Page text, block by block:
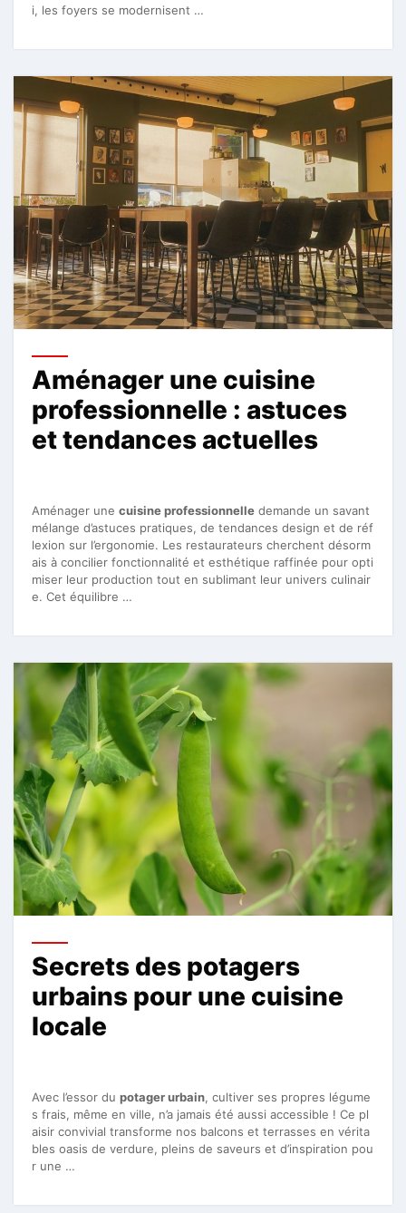
i, les foyers se modernisent …
Aménager une cuisine
professionnelle : astuces
et tendances actuelles
Aménager une cuisine professionnelle demande un savant
mélange d’astuces pratiques, de tendances design et de réf
lexion sur l’ergonomie. Les restaurateurs cherchent désorm
ais à concilier fonctionnalité et esthétique raffinée pour opti
miser leur production tout en sublimant leur univers culinair
e. Cet équilibre …
Secrets des potagers
urbains pour une cuisine
locale
Avec l’essor du potager urbain, cultiver ses propres légume
s frais, même en ville, n’a jamais été aussi accessible ! Ce pl
aisir convivial transforme nos balcons et terrasses en vérita
bles oasis de verdure, pleins de saveurs et d’inspiration pou
r une …